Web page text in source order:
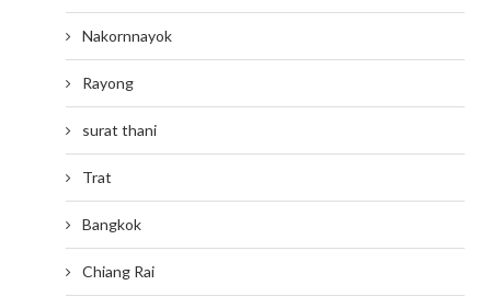
Nakornnayok
Rayong
surat thani
Trat
Bangkok
Chiang Rai